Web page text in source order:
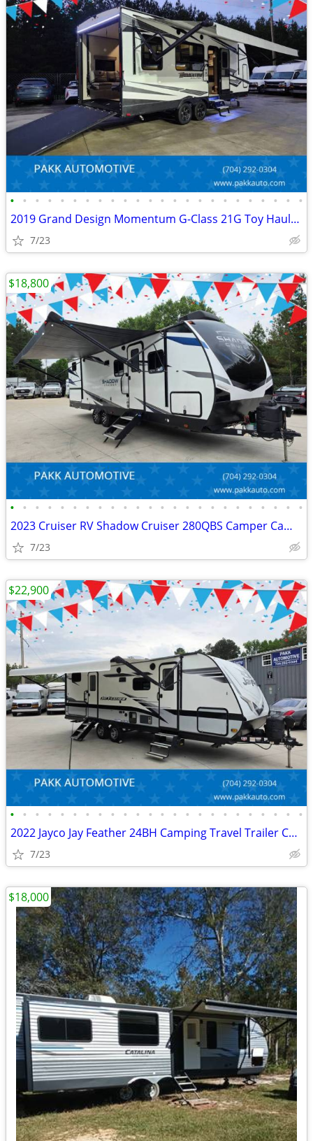
• • • • • • • • • • • • • • • • • • • • • • • •
2019 Grand Design Momentum G-Class 21G Toy Hauler Camper FUEL STATION
7/23
• • • • • • • • • • • • • • • • • • • • • • • •
2023 Cruiser RV Shadow Cruiser 280QBS Camper Camping Travel Trailer
7/23
$18,800
• • • • • • • • • • • • • • • • • • • • • • • •
2022 Jayco Jay Feather 24BH Camping Travel Trailer Camper CLEAN
7/23
$22,900
$18,000